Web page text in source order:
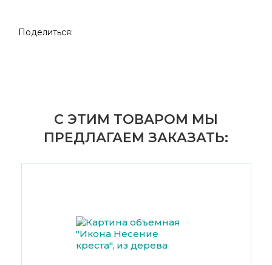
Поделиться:
С ЭТИМ ТОВАРОМ МЫ
ПРЕДЛАГАЕМ ЗАКАЗАТЬ: